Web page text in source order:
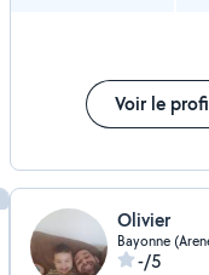
Voir le
Olivier
Bayonne
-/5